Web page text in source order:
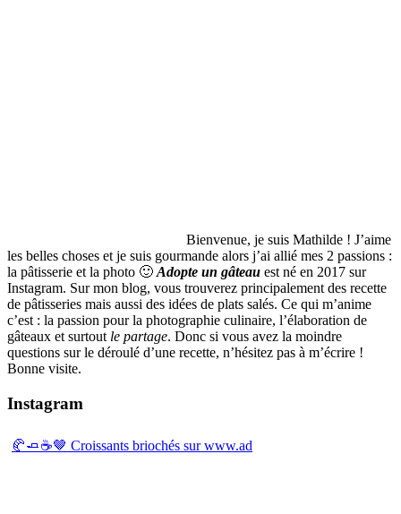
Bienvenue, je suis Mathilde ! J’aime
les belles choses et je suis gourmande alors j’ai allié mes 2 passions :
la pâtisserie et la photo 🙂 Adopte un gâteau est né en 2017 sur
Instagram. Sur mon blog, vous trouverez principalement des recette
de pâtisseries mais aussi des idées de plats salés. Ce qui m’anime
c’est : la passion pour la photographie culinaire, l’élaboration de
gâteaux et surtout le partage. Donc si vous avez la moindre
questions sur le déroulé d’une recette, n’hésitez pas à m’écrire !
Bonne visite.
Instagram
🥐🧈☕️🤎 Croissants briochés sur www.ad